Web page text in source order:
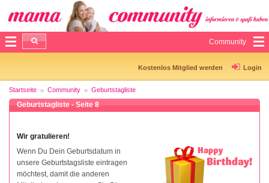
Community
Kostenlos Mitglied werden Login
Startseite Community Geburtstagliste
Geburtstagliste - Seite 8
Wir gratulieren!
Wenn Du Dein Geburtsdatum in
unsere Geburtstagsliste eintragen
möchtest, damit die anderen